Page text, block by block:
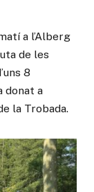
a l’Alberg
de les
8
donat a
la Trobada.